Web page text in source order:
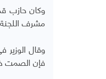
وكان حازب
مشرف
وقال
فإن الصمت